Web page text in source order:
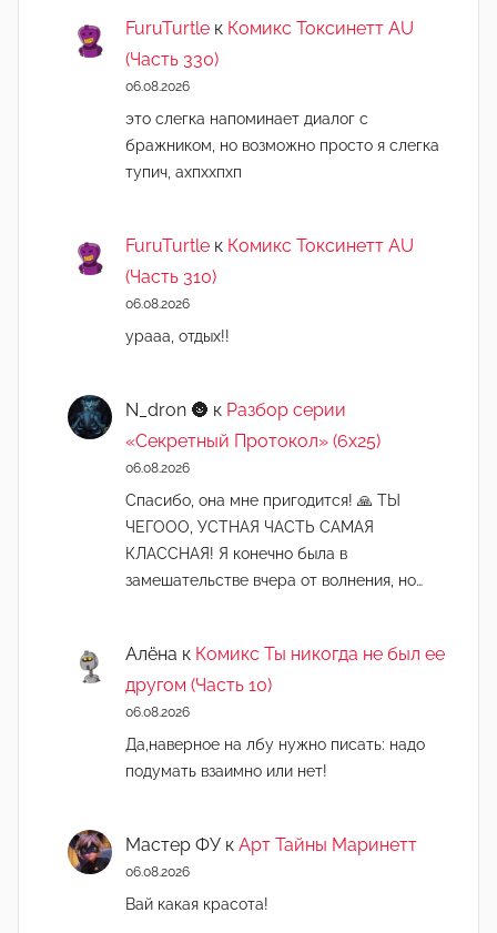
FuruTurtle к Комикс Токсинетт AU
(Часть 330)
06.08.2026
это слегка напоминает диалог с
бражником, но возможно просто я слегка
тупич, ахпххпхп
FuruTurtle к Комикс Токсинетт AU
(Часть 310)
06.08.2026
урааа, отдых!!
N_dron 🌚 к Разбор серии
«Секретный Протокол» (6х25)
06.08.2026
Спасибо, она мне пригодится! 🙏 ТЫ
ЧЕГООО, УСТНАЯ ЧАСТЬ САМАЯ
КЛАССНАЯ! Я конечно была в
замешательстве вчера от волнения, но…
Алёна к Комикс Ты никогда не был ее
другом (Часть 10)
06.08.2026
Да,наверное на лбу нужно писать: надо
подумать взаимно или нет!
Мастер ФУ к Арт Тайны Маринетт
06.08.2026
Вай какая красота!